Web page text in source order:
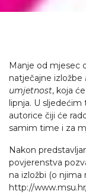
Manje od mjesec
natječajne izložbe
umjetnost, koja
lipnja. U
autorice čiji će
samim time i za
Nakon
povjerenstva
na izložbi (o
http://